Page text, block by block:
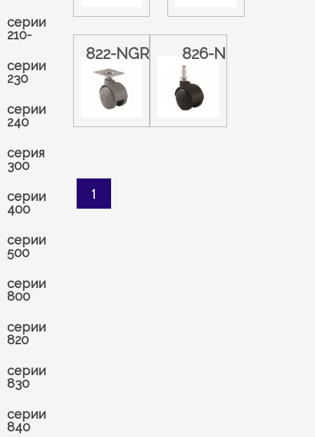
серии
210-
серии
230
серии
240
серия
300
серии
400
серии
500
серии
800
серии
820
серии
830
серии
840
822-NGR 826-N
1